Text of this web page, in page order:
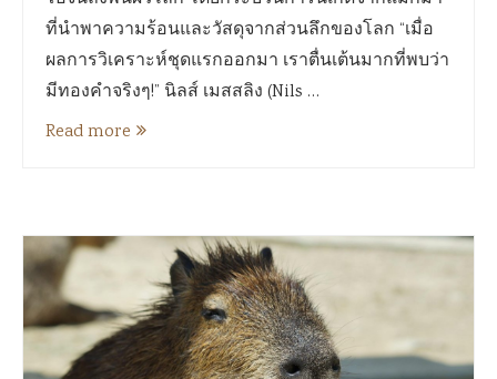
ที่นำพาความร้อนและวัสดุจากส่วนลึกของโลก “เมื่อ
ผลการวิเคราะห์ชุดแรกออกมา เราตื่นเต้นมากที่พบว่า
มีทองคำจริงๆ!” นิลส์ เมสสลิง (Nils …
Read more